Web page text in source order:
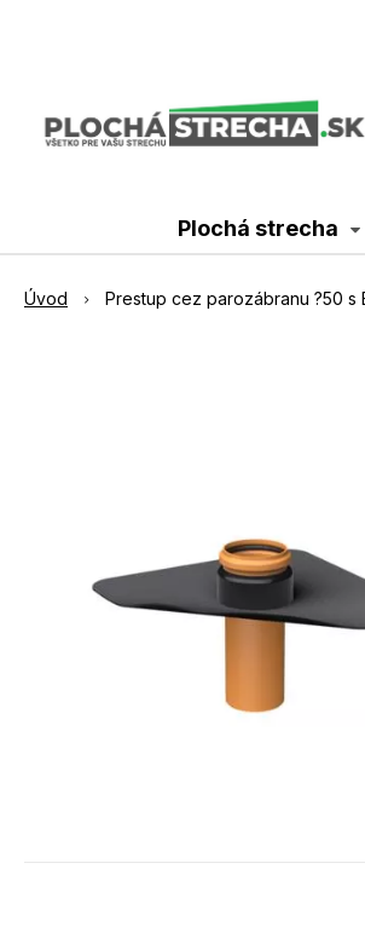
Plochá strecha
Úvod Prestup cez parozábranu ?50 s